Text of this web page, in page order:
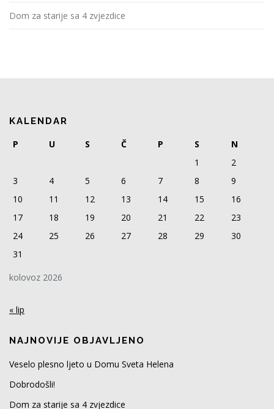
Dom za starije sa 4 zvjezdice
KALENDAR
kolovoz 2026
P U S Č P S
N
1
2
3
4 5 6 7 8
9
10
11 12 13 14 15
16
17
18 19 20 21 22
23
24
25 26 27 28 29
30
31
« lip
NAJNOVIJE OBJAVLJENO
Veselo plesno ljeto u Domu Sveta Helena
Dobrodošli!
Dom za starije sa 4 zvjezdice